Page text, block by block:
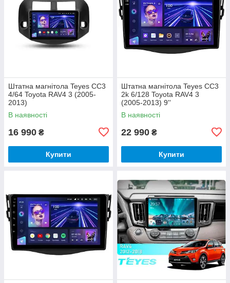
Штатна магнітола Teyes CC3
4/64 Toyota RAV4 3 (2005-
2013)
В наявності
16 990 ₴
Купити
Штатна магнітола Teyes CC3
2k 6/128 Toyota RAV4 3
(2005-2013) 9''
В наявності
22 990 ₴
Купити